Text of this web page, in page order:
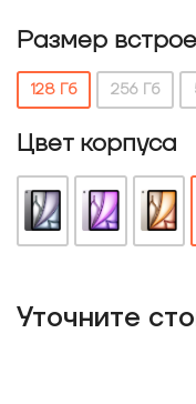
Размер
128 Гб 256 Гб
Цвет корпуса
Уточнитe